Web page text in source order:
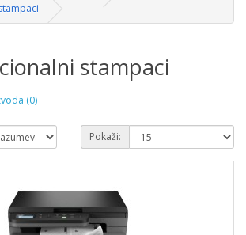
stampaci
(0)
Pokaži: